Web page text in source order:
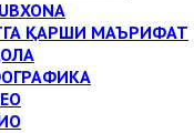
ҚАРШИ МАЪРИФАТ